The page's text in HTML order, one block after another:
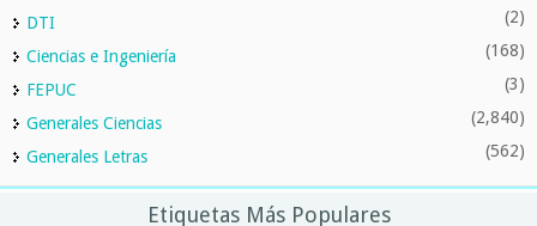
DTI (2)
Ciencias e Ingeniería (168)
FEPUC (3)
Generales Ciencias (2,840)
Generales Letras (562)
Etiquetas Más Populares